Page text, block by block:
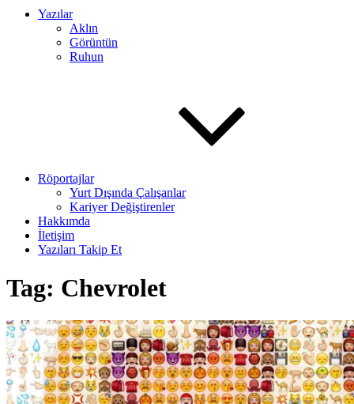
Yazılar
Aklın
Görüntün
Ruhun
Röportajlar
Yurt Dışında Çalışanlar
Kariyer Değiştirenler
Hakkımda
İletişim
Yazıları Takip Et
Tag: Chevrolet